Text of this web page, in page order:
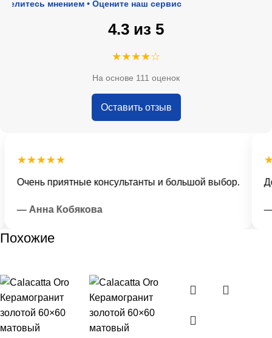
мнением • Оцените наш сервис
4.3 из 5
★★★★☆
На основе 111 оценок
Оставить отзыв
★★★★★
Очень приятные консультанты и большой выбор.
— Анна Кобякова —
Похожие